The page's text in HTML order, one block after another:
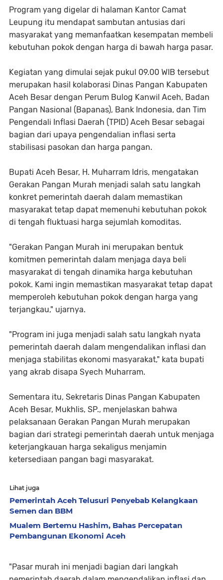
Program yang digelar di halaman Kantor Camat
Leupung itu mendapat sambutan antusias dari
masyarakat yang memanfaatkan kesempatan membeli
kebutuhan pokok dengan harga di bawah harga pasar.
Kegiatan yang dimulai sejak pukul 09.00 WIB tersebut
merupakan hasil kolaborasi Dinas Pangan Kabupaten
Aceh Besar dengan Perum Bulog Kanwil Aceh, Badan
Pangan Nasional (Bapanas), Bank Indonesia, dan Tim
Pengendali Inflasi Daerah (TPID) Aceh Besar sebagai
bagian dari upaya pengendalian inflasi serta
stabilisasi pasokan dan harga pangan.
Bupati Aceh Besar, H. Muharram Idris, mengatakan
Gerakan Pangan Murah menjadi salah satu langkah
konkret pemerintah daerah dalam memastikan
masyarakat tetap dapat memenuhi kebutuhan pokok
di tengah fluktuasi harga sejumlah komoditas.
"Gerakan Pangan Murah ini merupakan bentuk
komitmen pemerintah dalam menjaga daya beli
masyarakat di tengah dinamika harga kebutuhan
pokok. Kami ingin memastikan masyarakat tetap dapat
memperoleh kebutuhan pokok dengan harga yang
terjangkau," ujarnya.
"Program ini juga menjadi salah satu langkah nyata
pemerintah daerah dalam mengendalikan inflasi dan
menjaga stabilitas ekonomi masyarakat," kata bupati
yang akrab disapa Syech Muharram.
Sementara itu, Sekretaris Dinas Pangan Kabupaten
Aceh Besar, Mukhlis, SP., menjelaskan bahwa
pelaksanaan Gerakan Pangan Murah merupakan
bagian dari strategi pemerintah daerah untuk menjaga
keterjangkauan harga sekaligus menjamin
ketersediaan pangan bagi masyarakat.
Lihat juga
Pemerintah Aceh Telusuri Penyebab Kelangkaan
Semen dan BBM
Mualem Bertemu Hashim, Bahas Percepatan
Pembangunan Ekonomi Aceh
"Pasar murah ini menjadi bagian dari langkah